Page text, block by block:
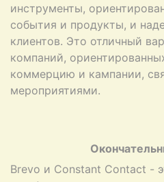
инструменты,
события и продукты, и
клиентов. Это отличный
компаний,
коммерцию и кампании,
мероприятиями.
Brevo и Constant Contact -